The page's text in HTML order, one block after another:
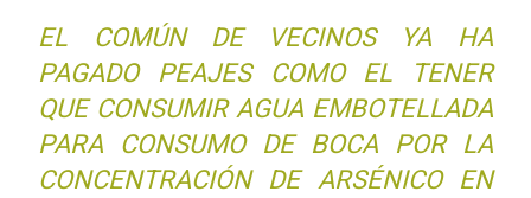
EL COMÚN DE VECINOS YA HA
PAGADO PEAJES COMO EL TENER
QUE CONSUMIR AGUA EMBOTELLADA
PARA CONSUMO DE BOCA POR LA
CONCENTRACIÓN DE ARSÉNICO EN